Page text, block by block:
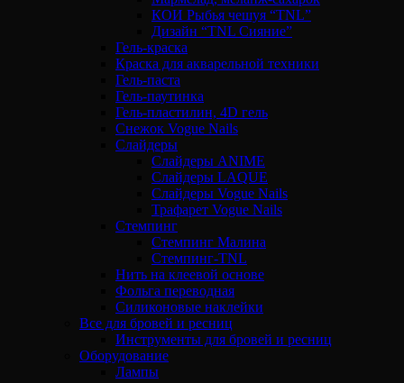
КОИ Рыбья чешуя “TNL”
Дизайн “TNL Сияние”
Гель-краска
Краска для акварельной техники
Гель-паста
Гель-паутинка
Гель-пластилин, 4D гель
Снежок Vogue Nails
Слайдеры
Слайдеры ANIME
Слайдеры LAQUE
Слайдеры Vogue Nails
Трафарет Vogue Nails
Стемпинг
Стемпинг Малина
Стемпинг-TNL
Нить на клеевой основе
Фольга переводная
Силиконовые наклейки
Все для бровей и ресниц
Инструменты для бровей и ресниц
Оборудование
Лампы